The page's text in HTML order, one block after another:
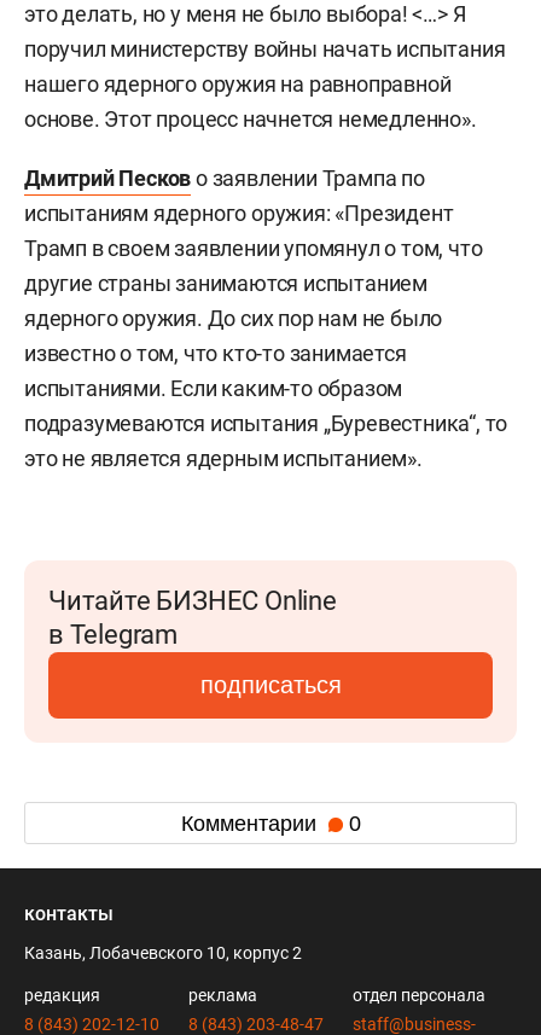
это делать, но у меня не было выбора! <…> Я
поручил министерству войны начать испытания
нашего ядерного оружия на равноправной
основе. Этот процесс начнется немедленно».
Дмитрий Песково заявлении Трампа по
испытаниям ядерного оружия: «Президент
Трамп в своем заявлении упомянул о том, что
другие страны занимаются испытанием
ядерного оружия. До сих пор нам не было
известно о том, что кто-то занимается
испытаниями. Если каким-то образом
подразумеваются испытания „Буревестника“, то
это не является ядерным испытанием».
Читайте БИЗНЕС Online
в Telegram
подписаться
Комментарии 0
контакты
Казань, Лобачевского 10, корпус 2
редакция
8 (843) 202-12-10
реклама
8 (843) 203-48-47
отдел персонала
staff@business-